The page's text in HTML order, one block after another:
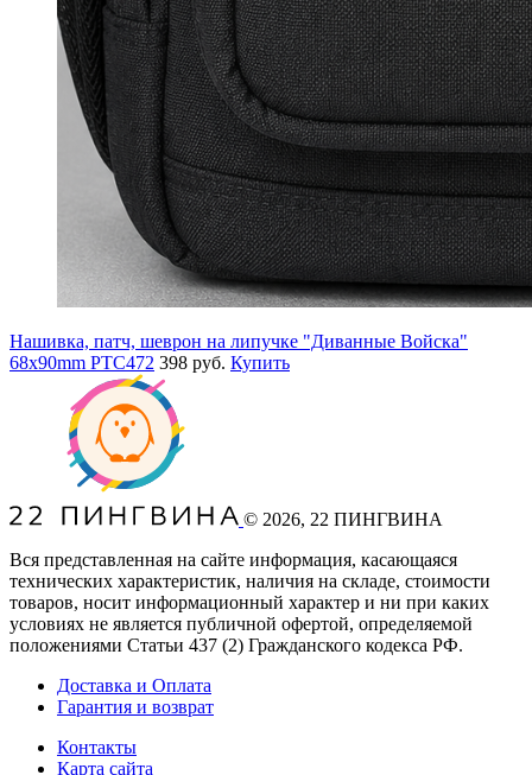
Нашивка, патч, шеврон на липучке "Диванные Войска"
68x90mm PTC472 398 руб. Купить
© 2026, 22 ПИНГВИНА
Вся представленная на сайте информация, касающаяся
технических характеристик, наличия на складе, стоимости
товаров, носит информационный характер и ни при каких
условиях не является публичной офертой, определяемой
положениями Статьи 437 (2) Гражданского кодекса РФ.
Доставка и Оплата
Гарантия и возврат
Контакты
Карта сайта